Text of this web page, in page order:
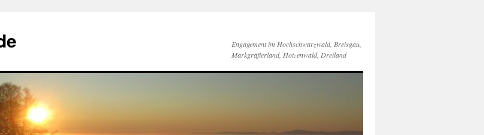
Engagement im Hochschwarzwald, Breisgau,
Markgräflerland, Hotzenwald, Dreiland